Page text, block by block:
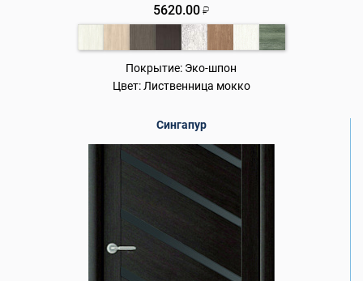
5620.00 ₽
Покрытие: Эко-шпон
Цвет: Лиственница мокко
Сингапур